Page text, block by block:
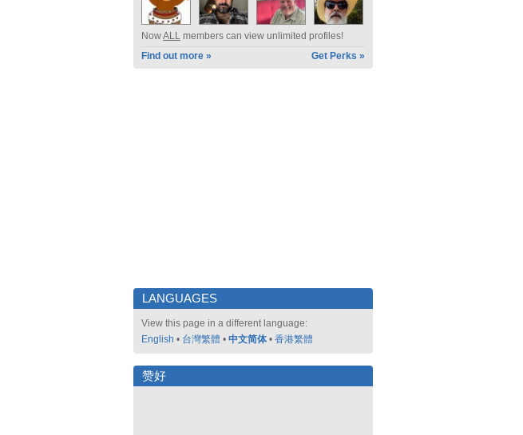
NowALL members can view unlimited profiles!
Find out more »
Get Perks »
LANGUAGES
View this page in a different language:
English • 台灣繁體 • 中文简体 • 香港繁體
赞好